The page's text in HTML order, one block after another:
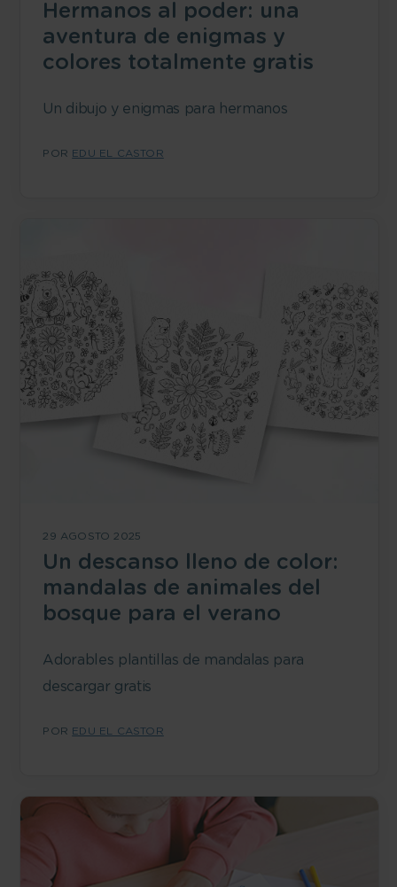
Hermanos al poder: una
aventura de enigmas y
colores totalmente gratis
Un dibujo y enigmas para hermanos
POR EDU EL CASTOR
29 AGOSTO 2025
Un descanso lleno de color:
mandalas de animales del
bosque para el verano
Adorables plantillas de mandalas para
descargar gratis
POR EDU EL CASTOR